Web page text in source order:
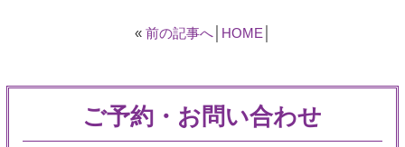
« 前の記事へ│ HOME
ご予約・お問い合わせ